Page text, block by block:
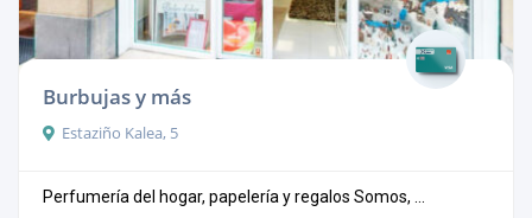
Burbujas y más
Estaziño Kalea, 5
Perfumería del hogar, papelería y regalos Somos, ...